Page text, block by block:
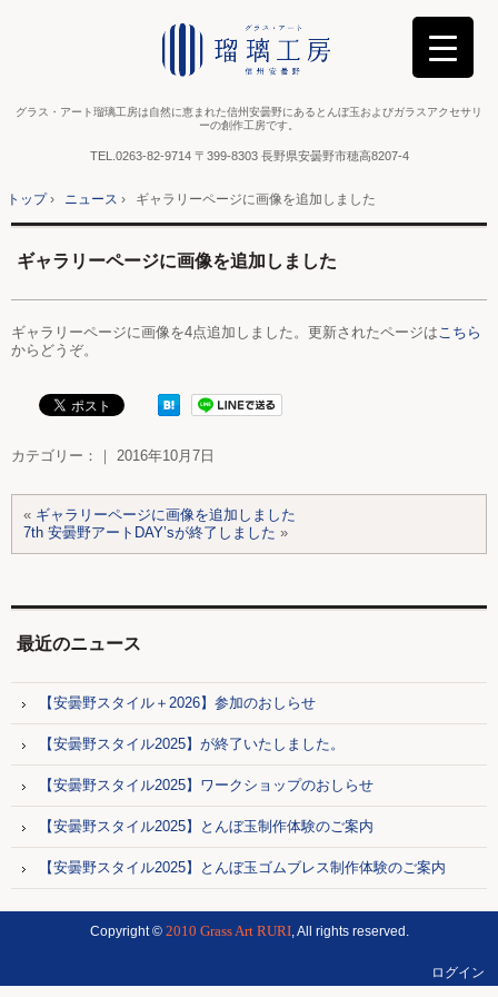
グラス・アート瑠璃工房は自然に恵まれた信州安曇野にあるとんぼ玉およびガラスアクセサリ
ーの創作工房です。
TEL. 0263-82-9714 〒399-8303 長野県安曇野市穂高8207-4
トップ› ニュース › ギャラリーページに画像を追加しました
ギャラリーページに画像を追加しました
ギャラリーページに画像を4点追加しました。更新されたページは こちら
からどうぞ。
カテゴリー：｜ 2016年10月7日
« ギャラリーページに画像を追加しました
7th 安曇野アートDAY’sが終了しました »
最近のニュース
【安曇野スタイル＋2026】参加のおしらせ
【安曇野スタイル2025】が終了いたしました。
【安曇野スタイル2025】ワークショップのおしらせ
【安曇野スタイル2025】とんぼ玉制作体験のご案内
【安曇野スタイル2025】とんぼ玉ゴムブレス制作体験のご案内
Copyright © 2010 Grass Art RURI, All rights reserved.
ログイン